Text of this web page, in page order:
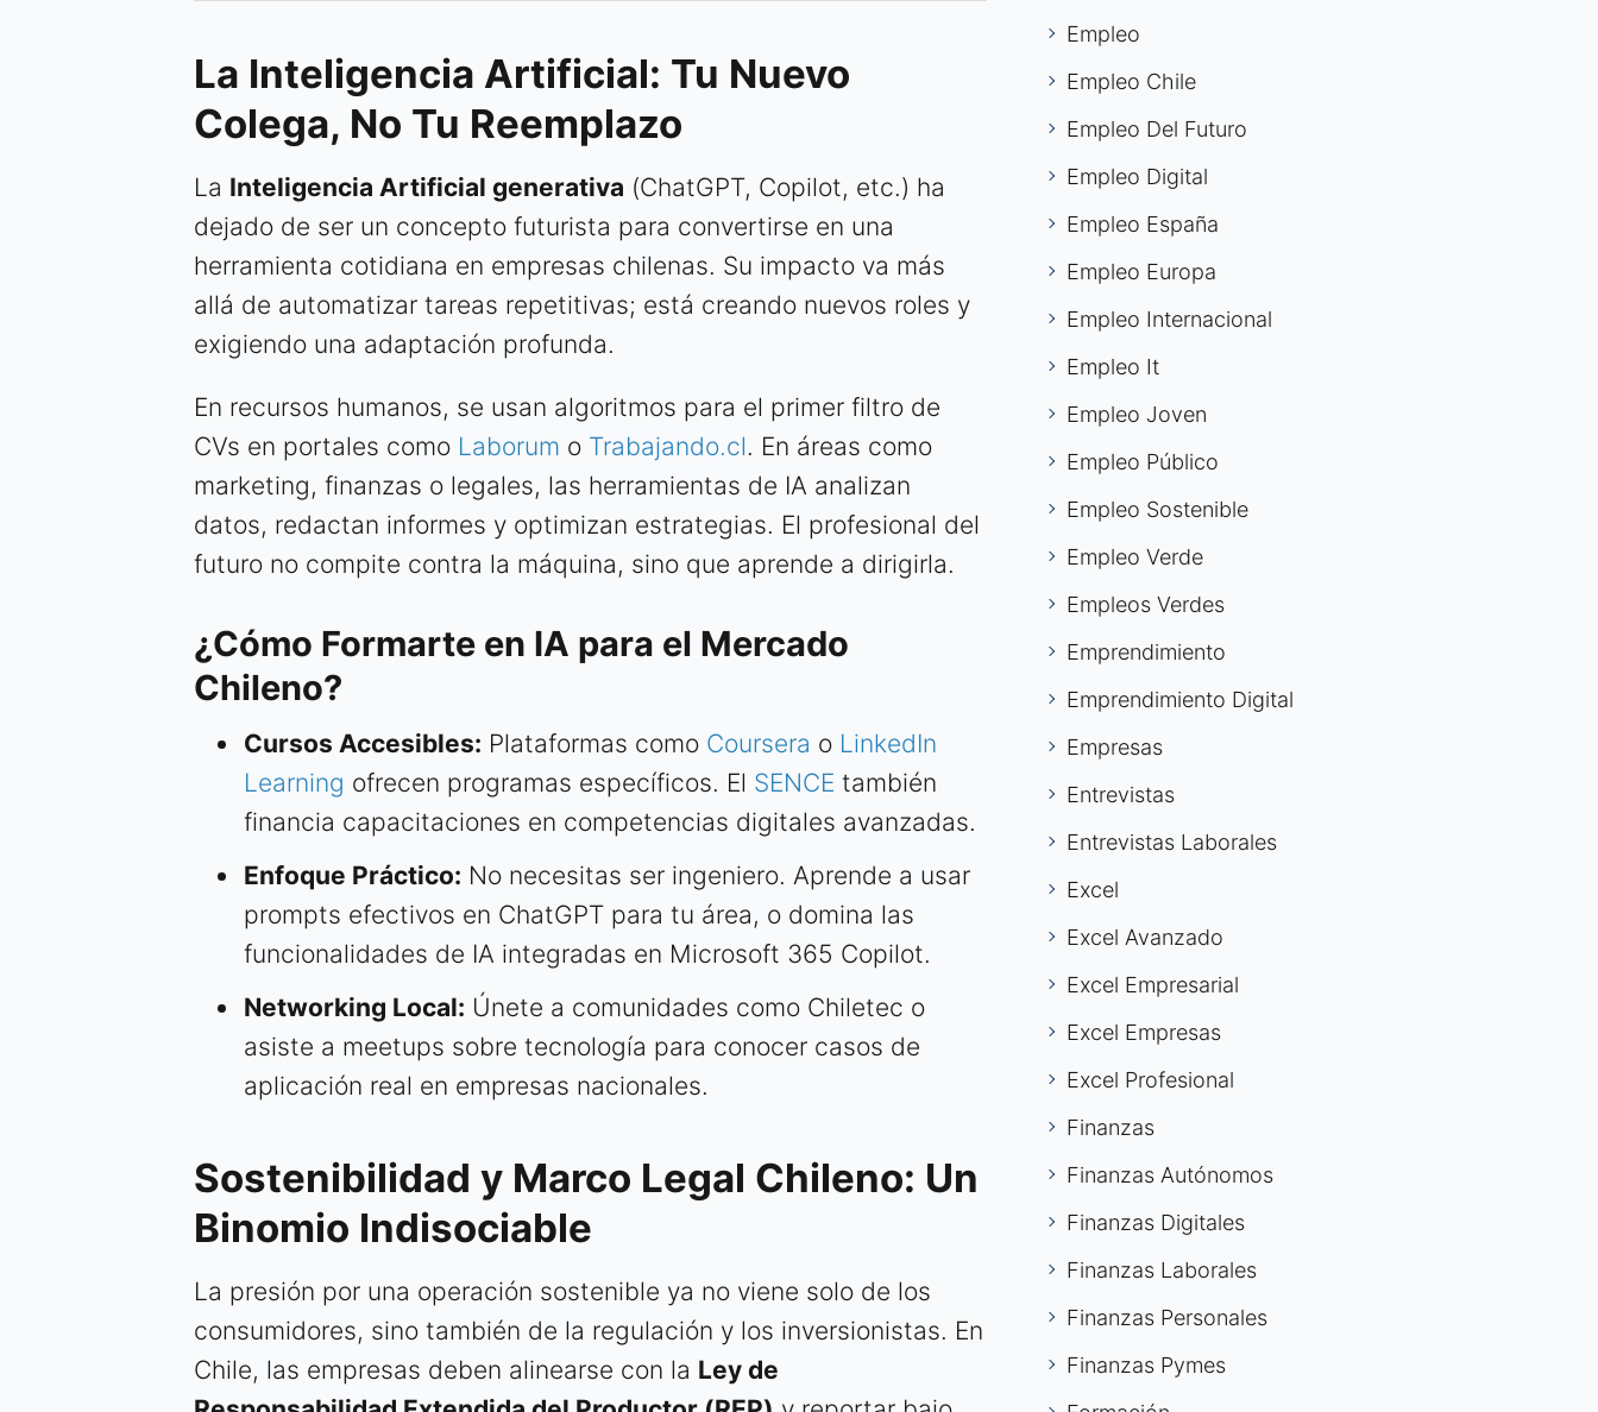
La Inteligencia Artificial: Tu Nuevo
Colega, No Tu Reemplazo
La Inteligencia Artificial generativa (ChatGPT, Copilot, etc.) ha
dejado de ser un concepto futurista para convertirse en una
herramienta cotidiana en empresas chilenas. Su impacto va más
allá de automatizar tareas repetitivas; está creando nuevos roles y
exigiendo una adaptación profunda.
En recursos humanos, se usan algoritmos para el primer filtro de
CVs en portales como Laborum o Trabajando.cl. En áreas como
marketing, finanzas o legales, las herramientas de IA analizan
datos, redactan informes y optimizan estrategias. El profesional del
futuro no compite contra la máquina, sino que aprende a dirigirla.
¿Cómo Formarte en IA para el Mercado
Chileno?
Cursos Accesibles: Plataformas como Coursera o LinkedIn
Learning ofrecen programas específicos. El SENCE también
financia capacitaciones en competencias digitales avanzadas.
Enfoque Práctico: No necesitas ser ingeniero. Aprende a usar
prompts efectivos en ChatGPT para tu área, o domina las
funcionalidades de IA integradas en Microsoft 365 Copilot.
Networking Local: Únete a comunidades como Chiletec o
asiste a meetups sobre tecnología para conocer casos de
aplicación real en empresas nacionales.
Sostenibilidad y Marco Legal Chileno: Un
Binomio Indisociable
La presión por una operación sostenible ya no viene solo de los
consumidores, sino también de la regulación y los inversionistas. En
Chile, las empresas deben alinearse con la Ley de
Empleo
Empleo Chile
Empleo Del Futuro
Empleo Digital
Empleo España
Empleo Europa
Empleo Internacional
Empleo It
Empleo Joven
Empleo Público
Empleo Sostenible
Empleo Verde
Empleos Verdes
Emprendimiento
Emprendimiento Digital
Empresas
Entrevistas
Entrevistas Laborales
Excel
Excel Avanzado
Excel Empresarial
Excel Empresas
Excel Profesional
Finanzas
Finanzas Autónomos
Finanzas Digitales
Finanzas Laborales
Finanzas Personales
Finanzas Pymes